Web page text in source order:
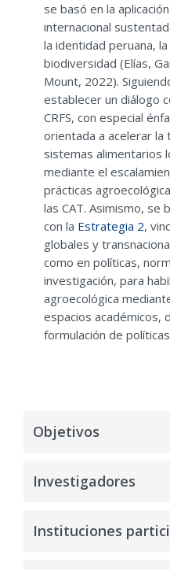
se basó en la
internacional
la identidad peruana,
biodiversidad (Elías,
Mount, 2022).
establecer un diálogo
CRFS, con especial
orientada a acelerar la
sistemas alimentarios
mediante el
prácticas
las CAT. Asimismo, se
con la Estrategia 2,
globales y
como en políticas,
investigación, para
agroecológica
espacios académicos,
formulación de
Objetivos
Tipificar
promover una
Investigadores
Instituciones